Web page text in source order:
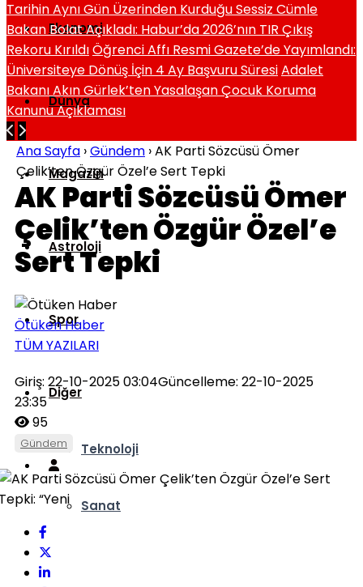
Ekonomi
Dünya
Magazin
Astroloji
Spor
Diğer
Teknoloji
Sanat
Tarihin Aynı Gün Üzerinden Kurduğu Sessiz Cümle
Bakan Bolat Açıkladı: Habur’da 2026’nın TIR Çıkış
Rekoru KırıldıÖğrenci Affı Resmi Gazete’de Yayımlandı:
Üniversiteye Dönüş İçin 4 Ay Başvuru SüresiAdalet
Bakanı Akın Gürlek’ten Yasalaşan Çocuk Koruma
Kanunu Açıklaması
Ana Sayfa ›Gündem ›AK Parti Sözcüsü Ömer
Çelik’ten Özgür Özel’e Sert Tepki
AK Parti Sözcüsü Ömer
Çelik’ten Özgür Özel’e
Sert Tepki
Ötüken Haber
TÜM YAZILARI
Giriş: 22-10-2025 03:04Güncelleme: 22-10-2025
23:35
95
Gündem